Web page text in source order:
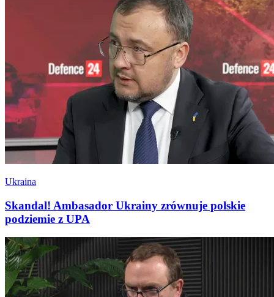
Ukraina
Skandal! Ambasador Ukrainy zrównuje polskie
podziemie z UPA